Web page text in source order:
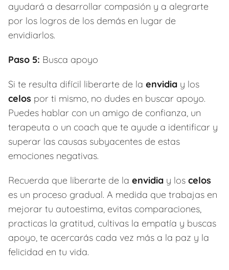
ayudará a desarrollar compasión y a alegrarte
por los logros de los demás en lugar de
envidiarlos.
Paso 5: Busca apoyo
Si te resulta difícil liberarte de la envidia y los
celos por ti mismo, no dudes en buscar apoyo.
Puedes hablar con un amigo de confianza, un
terapeuta o un coach que te ayude a identificar y
superar las causas subyacentes de estas
emociones negativas.
Recuerda que liberarte de la envidia y los celos
es un proceso gradual. A medida que trabajas en
mejorar tu autoestima, evitas comparaciones,
practicas la gratitud, cultivas la empatía y buscas
apoyo, te acercarás cada vez más a la paz y la
felicidad en tu vida.